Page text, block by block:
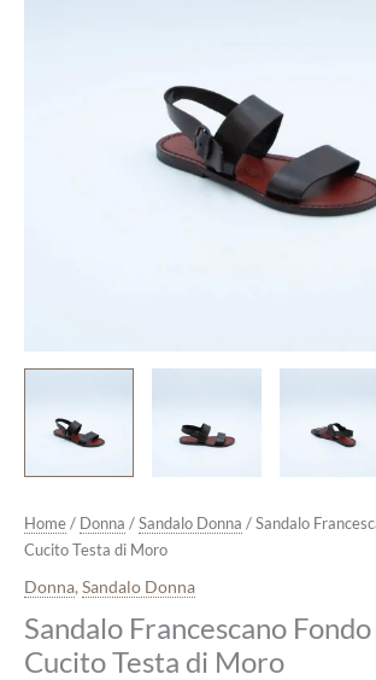
Home / Donna / Sandalo Donna / Sandalo
Cucito Testa di Moro
Donna, Sandalo Donna
Sandalo Francescano
Cucito Testa di Moro